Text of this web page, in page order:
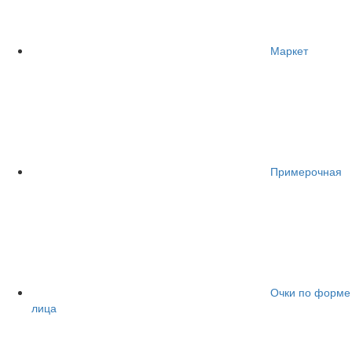
Маркет
Примерочная
Очки по форме
лица